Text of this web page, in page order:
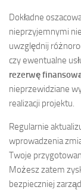
Dokładne
nieprzyjemnymi
uwzględnij
czy ewentualne
rezerwę
nieprzewidziane
realizacji projektu.
Regularnie
wprowadzenia
Twoje
Możesz zatem
bezpieczniej